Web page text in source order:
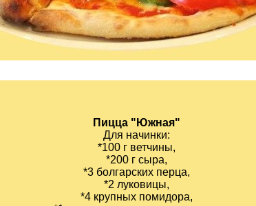
Пицца "Южная"
Для начинки:
*100 г ветчины,
*200 г сыра,
*3 болгарских перца,
*2 луковицы,
*4 крупных помидора,